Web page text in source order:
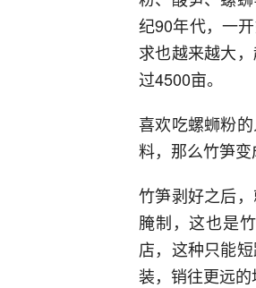
纪90年代，一
求也越来越大
过4500亩。
喜欢吃螺蛳粉
料，那么竹笋变
竹笋剥好之后
腌制，这也是
店，这种只能
装，销往更远的